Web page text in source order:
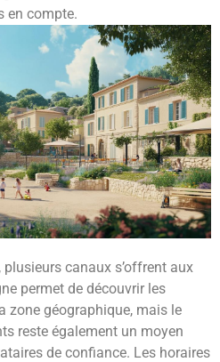
en compte.
canaux s’offrent aux
permet de découvrir les
zone géographique, mais le
reste également un moyen
de confiance. Les horaires